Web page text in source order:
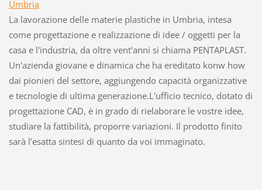
Umbria
La lavorazione delle materie plastiche in Umbria, intesa
come progettazione e realizzazione di idee / oggetti per la
casa e l'industria, da oltre vent'anni si chiama PENTAPLAST.
Un'azienda giovane e dinamica che ha ereditato konw how
dai pionieri del settore, aggiungendo capacità organizzative
e tecnologie di ultima generazione.L'ufficio tecnico, dotato di
progettazione CAD, è in grado di rielaborare le vostre idee,
studiare la fattibilità, proporre variazioni. Il prodotto finito
sarà l'esatta sintesi di quanto da voi immaginato.